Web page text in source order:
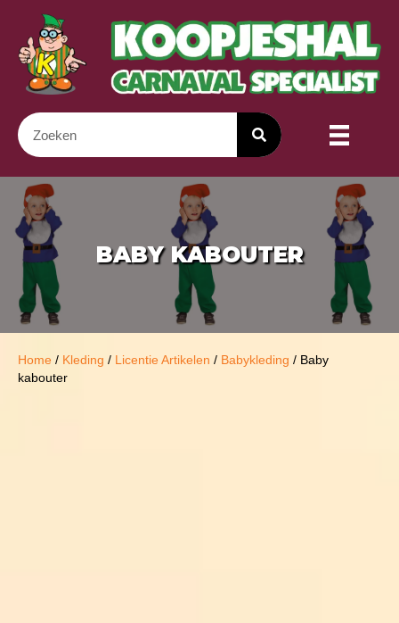
BABY KABOUTER
Home / Kleding / Licentie Artikelen / Babykleding / Baby
kabouter